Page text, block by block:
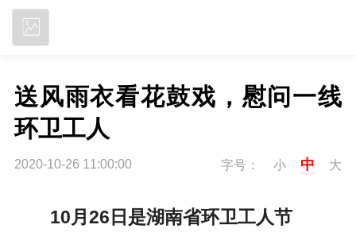
送风雨衣看花鼓戏，慰问一线
环卫工人
2020-10-26 11:00:00 字号： 小 中 大
10月26日是湖南省环卫工人节